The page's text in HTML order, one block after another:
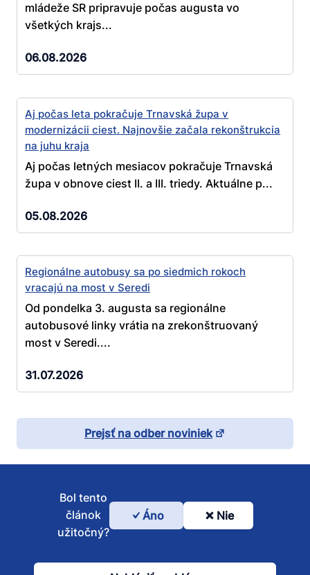
mládeže SR pripravuje počas augusta vo
všetkých krajs...
06.08.2026
Aj počas leta pokračuje Trnavská župa v
modernizácii ciest. Najnovšie začala rekonštrukcia
na juhu kraja
Aj počas letných mesiacov pokračuje Trnavská
župa v obnove ciest II. a III. triedy. Aktuálne p...
05.08.2026
Regionálne autobusy sa po siedmich rokoch
vracajú na most v Seredi
Od pondelka 3. augusta sa regionálne
autobusové linky vrátia na zrekonštruovaný
most v Seredi....
31.07.2026
Prejsť na odber noviniek
Bol
Bol tento
článok
užitočný?
Áno Nie